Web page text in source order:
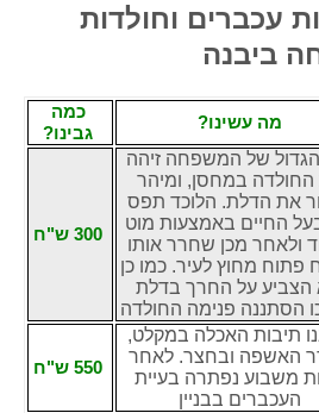
עכברים וחולדות
ביבנה
מה עשינו?
כמה
גבינו?
של המשפחה זיהה
במחסן, ומיהר
את הדלת. הלוכד תפס
החיים באמצעות מוט
ולאחר מכן שחרר אותו
פתוח מחוץ לעיר. כמו כן
הצביע על החרך בדלת
הסתננה פנימה החולדה
300 ש"ח
תיבות האכלה במקלט,
האשפה ובחצר. לאחר
משבוע נפתרה בעיית
העכברים בבניין
550 ש"ח